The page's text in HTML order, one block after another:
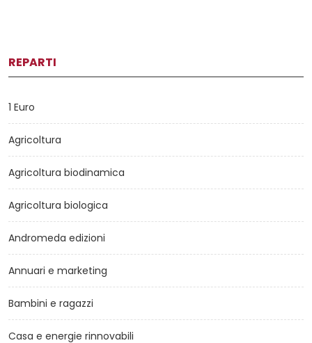
REPARTI
1 Euro
Agricoltura
Agricoltura biodinamica
Agricoltura biologica
Andromeda edizioni
Annuari e marketing
Bambini e ragazzi
Casa e energie rinnovabili